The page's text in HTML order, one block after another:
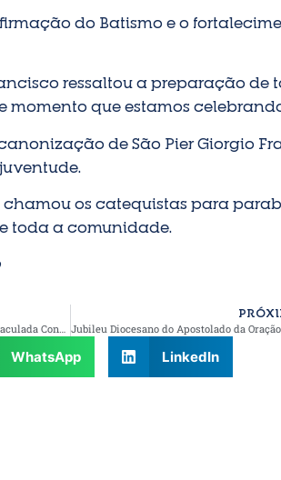
do Batismo e o
ressaltou a preparação
momento que estamos
de São Pier Giorgio
os catequistas para
toda a comunidade.
Pastoral Familiar da Paróquia Imaculada Conceição celebra 25 anos de missão
WhatsApp LinkedIn